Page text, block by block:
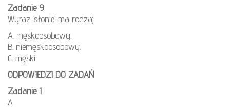
Zadanie 9
Wyraz ‘słonie’ ma rodzaj
A. męskoosobowy.
B. niemęskoosobowy.
C. męski.
ODPOWIEDZI DO ZADAŃ
Zadanie 1
A